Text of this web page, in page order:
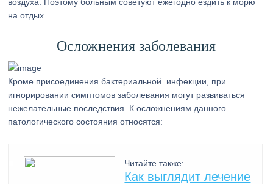
на отдых.
Осложнения заболевания
Кроме присоединения бактериальной инфекции, при
игнорировании симптомов заболевания могут развиваться
нежелательные последствия. К осложнениям данного
патологического состояния относятся:
Читайте также:
Как выглядит лечение